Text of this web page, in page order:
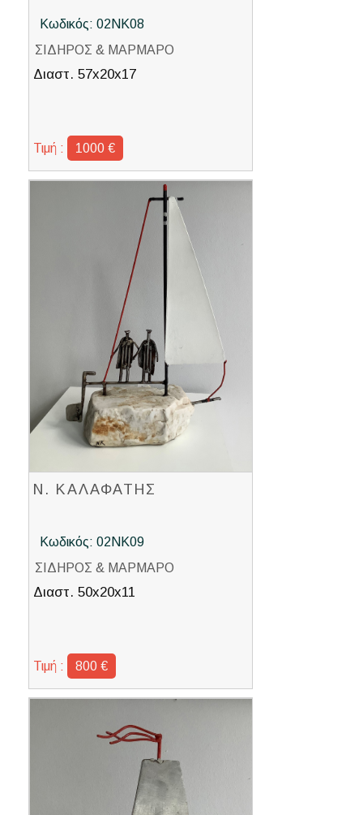
Κωδικός: 02ΝΚ08
ΣΙΔΗΡΟΣ & ΜΑΡΜΑΡΟ
Διαστ. 57x20x17
Τιμή : 1000 €
Ν. ΚΑΛΑΦΑΤΗΣ
Κωδικός: 02ΝΚ09
ΣΙΔΗΡΟΣ & ΜΑΡΜΑΡΟ
Διαστ. 50x20x11
Τιμή : 800 €